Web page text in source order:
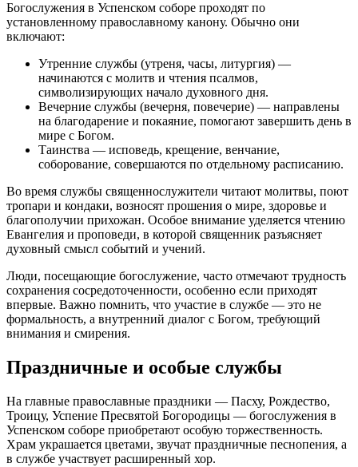
Богослужения в Успенском соборе проходят по
установленному православному канону. Обычно они
включают:
Утренние службы (утреня, часы, литургия) —
начинаются с молитв и чтения псалмов,
символизирующих начало духовного дня.
Вечерние службы (вечерня, повечерие) — направлены
на благодарение и покаяние, помогают завершить день в
мире с Богом.
Таинства — исповедь, крещение, венчание,
соборование, совершаются по отдельному расписанию.
Во время службы священнослужители читают молитвы, поют
тропари и кондаки, возносят прошения о мире, здоровье и
благополучии прихожан. Особое внимание уделяется чтению
Евангелия и проповеди, в которой священник разъясняет
духовный смысл событий и учений.
Люди, посещающие богослужение, часто отмечают трудность
сохранения сосредоточенности, особенно если приходят
впервые. Важно помнить, что участие в службе — это не
формальность, а внутренний диалог с Богом, требующий
внимания и смирения.
Праздничные и особые службы
На главные православные праздники — Пасху, Рождество,
Троицу, Успение Пресвятой Богородицы — богослужения в
Успенском соборе приобретают особую торжественность.
Храм украшается цветами, звучат праздничные песнопения, а
в службе участвует расширенный хор.